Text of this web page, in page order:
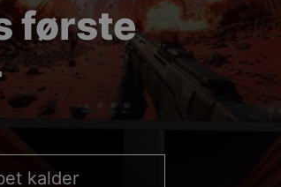
første
kalder